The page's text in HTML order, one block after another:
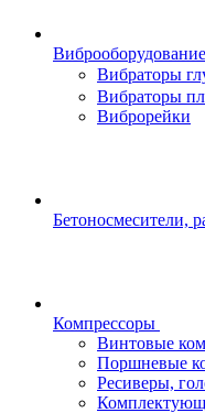
Виброоборудование
Вибраторы
Вибраторы
Виброрейки
Бетоносмесители,
Компрессоры
Винтовые
Поршневые
Ресиверы,